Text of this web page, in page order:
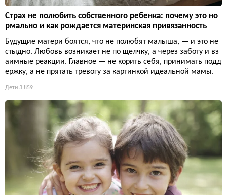
Страх не полюбить собственного ребенка: почему это но
рмально и как рождается материнская привязанность
Будущие матери боятся, что не полюбят малыша, — и это не
стыдно. Любовь возникает не по щелчку, а через заботу и вз
аимные реакции. Главное — не корить себя, принимать подд
ержку, а не прятать тревогу за картинкой идеальной мамы.
Дети 3 859